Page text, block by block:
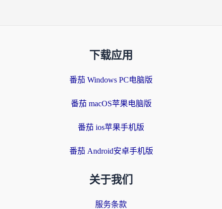
下载应用
番茄 Windows PC电脑版
番茄 macOS苹果电脑版
番茄 ios苹果手机版
番茄 Android安卓手机版
关于我们
服务条款